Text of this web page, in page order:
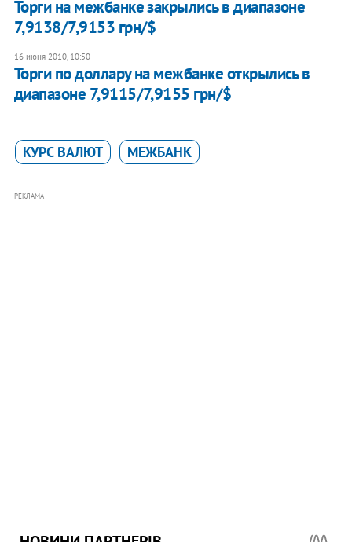
Торги на межбанке закрылись в диапазоне
7,9138/7,9153 грн/$
16 июня 2010, 10:50
Торги по доллару на межбанке открылись в
диапазоне 7,9115/7,9155 грн/$
КУРС ВАЛЮТ МЕЖБАНК
РЕКЛАМА